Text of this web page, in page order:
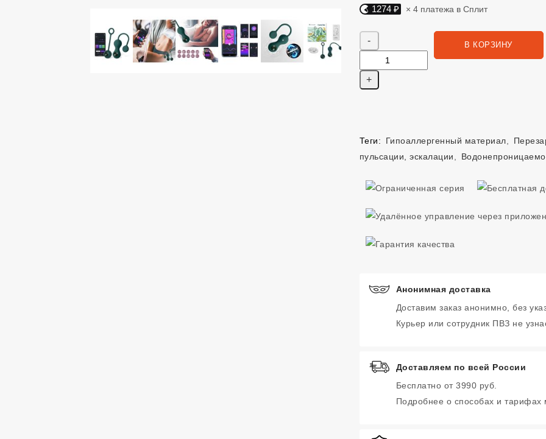
Яндекс Сплит. 1274 руб, 4 платежа в Сплит
1274 ₽ × 4 платежа в Сплит
В КОРЗИНУ
Теги: Гипоаллергенный материал
пульсации, эскалации
Анонимная доставка
Доставим заказ анонимно, без
Курьер или сотрудник ПВЗ не
Доставляем по всей России
Бесплатно от 3990 руб.
Подробнее о способах и тарифах